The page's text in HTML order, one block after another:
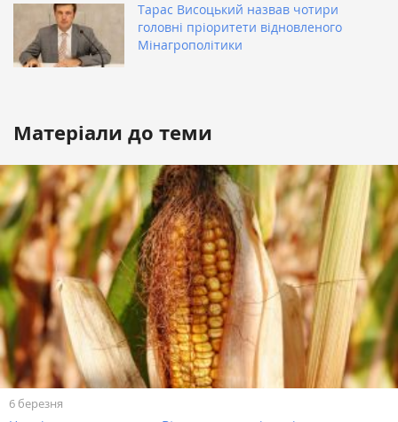
Тарас Висоцький назвав чотири
головні пріоритети відновленого
Мінагрополітики
Матеріали до теми
6 березня